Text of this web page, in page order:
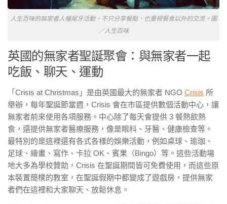
人生百味的無家者人權尾牙活動，不只分享餐點，也重視餐食以外的交流。圖
／人生百味
英國的無家者聖誕聚會：與無家者一起
吃飯、聊天、運動
「Crisis at Christmas」是由英國最大的無家者 NGO Crisis 所
舉辦，每年聖誕節當週，Crisis 會在市區提供數個活動中心，讓
無家者前來使用各項服務。中心除了每天會提供 3 餐熱飲熱
食，還提供無家者醫療服務，像是眼科、牙醫、健康檢查等。
最特別的是這裡還有各式各樣的娛樂活動，例如桌球、瑜珈、
足球、繪畫、寫作、卡拉 OK、賓果（Bingo）等。這些活動場
地大多為學校贊助，Crisis 在聖誕期間皆可免費使用，而這些原
本裝置簡樸的教室，在聖誕假期中都變成了遊戲房，提供無家
者們在這裡和大家聊天、放鬆休息。